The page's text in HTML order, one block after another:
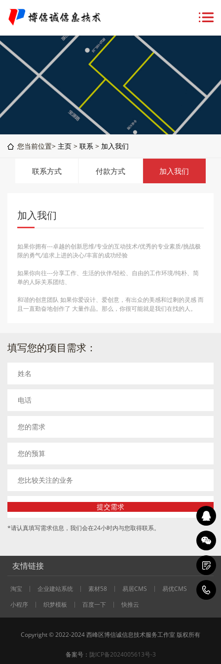
您当前位置> 主页 > 联系 > 加入我们
联系方式 付款方式 加入我们
加入我们
如果你拥有---卓越的创新思维/专业的互动技术/优秀的专业素质/挑战极
限的勇气/追求上进的决心/丰富的成功经验
如果你向往---分享工作、生活的伙伴/轻松、自由的工作环境/纯朴、简
单的人际关系团结、
和谐的创意团队 如果你爱设计、爱创意，有出众的美感和过剩的灵感 而
且一直勤奋地创作了 大量作品。那么，你很可能就是我们在找的人。
填写您的项目需求：
*请认真填写需求信息，我们会在24小时内与您取得联系。
友情链接
淘宝 企业建站系统 素材58 易居CMS
易优CMS
小程序
织梦模板 百度一下 快推云
Copyright © 2022-2024 西峰区博信诚信息技术服务工作室 版权所有
备案号： 陇ICP备2024005613号-3